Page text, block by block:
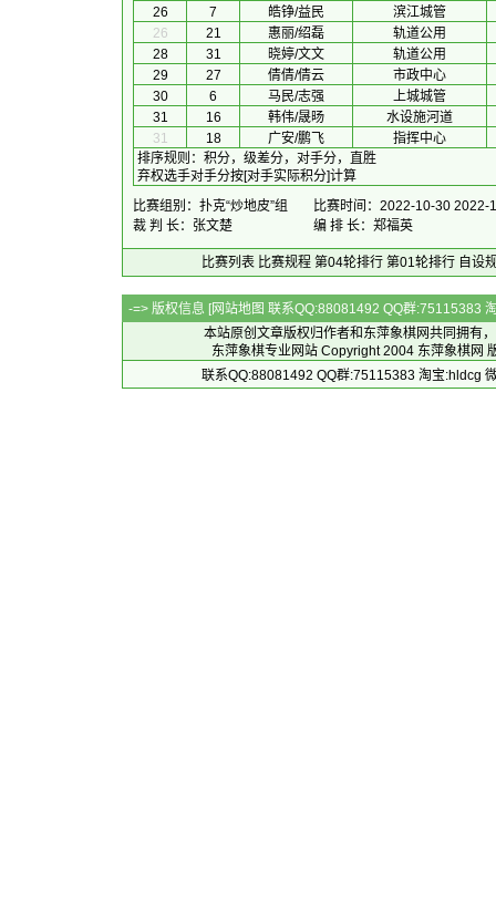
26
7 皓铮/益民
滨江城管
26
21 惠丽/绍磊
轨道公用
28
31 晓婷/文文
轨道公用
29
27 倩倩/倩云
市政中心
30
6 马民/志强
上城城管
31
16 韩伟/晟旸
水设施河道
31
18 广安/鹏飞
指挥中心
排序规则 ： 积分，级差分，对手分，直胜
弃权选手对手分按[对手实际积分]计算
比赛组别：扑克“炒地皮”组
比赛时间：2022-10-30 2022-
裁 判 长：张文楚
编 排 长：郑福英
比赛列表 比赛规程 第04轮排行 第01轮排行 自设
-=> 版权信息 [网站地图 联系QQ:88081492 QQ群:75115383
本站原创文章版权归作者和 东萍象棋网共同拥有
东萍象棋专业网站 Copyright 2004 东萍象棋网
联系QQ:88081492 QQ群:75115383 淘宝:hldcg